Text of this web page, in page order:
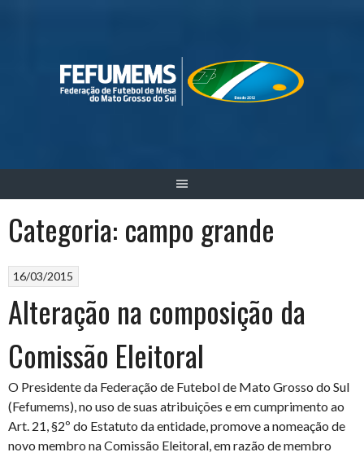
Categoria: campo grande
16/03/2015
Alteração na composição da
Comissão Eleitoral
O Presidente da Federação de Futebol de Mato Grosso do Sul
(Fefumems), no uso de suas atribuições e em cumprimento ao
Art. 21, §2º do Estatuto da entidade, promove a nomeação de
novo membro na Comissão Eleitoral, em razão de membro